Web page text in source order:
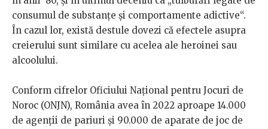
consumul de substanțe și comportamente adictive“.
În cazul lor, există destule dovezi că efectele asupra
creierului sunt similare cu acelea ale heroinei sau
alcoolului.
Conform cifrelor Oficiului Național pentru Jocuri de
Noroc (ONJN), România avea în 2022 aproape 14.000
de agenții de pariuri și 90.000 de aparate de joc de